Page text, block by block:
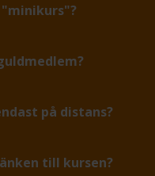
på distans?
till kursen?